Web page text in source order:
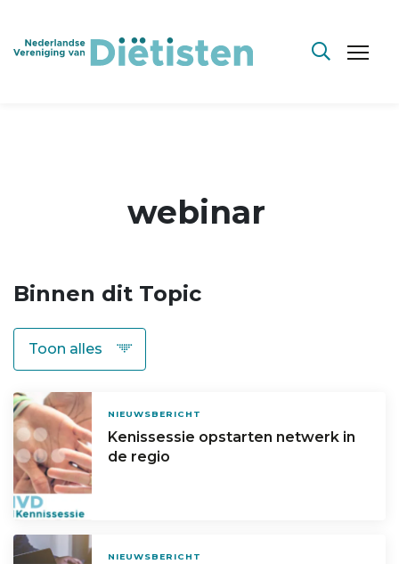
webinar
Binnen dit Topic
NIEUWSBERICHT
Kenissessie opstarten netwerk in
de regio
NIEUWSBERICHT